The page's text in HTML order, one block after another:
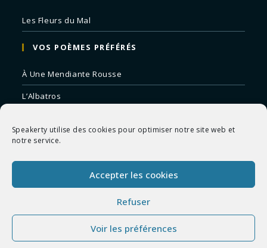
Speakerty utilise des cookies pour optimiser notre site web et
notre service.
Accepter les cookies
Refuser
Voir les préférences
Les Fleurs du Mal
VOS POÈMES PRÉFÉRÉS
À Une Mendiante Rousse
L’Albatros
Remords Posthume
La Mort des Artistes
Copyright 2026 - Speakerty